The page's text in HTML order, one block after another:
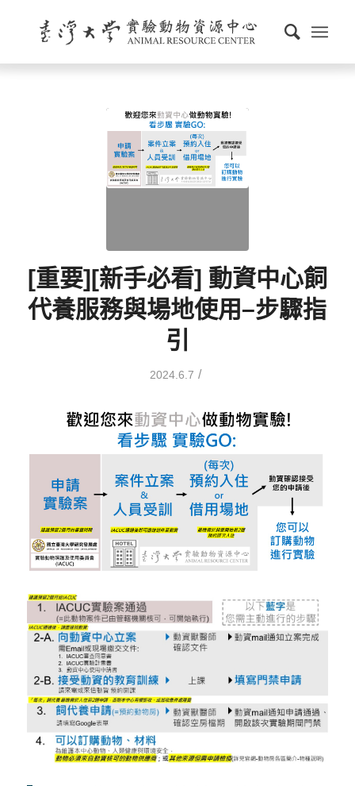
[重要][新手必看] 動資中心飼
代養服務與場地使用–步驟指
引
2024.6.7 /